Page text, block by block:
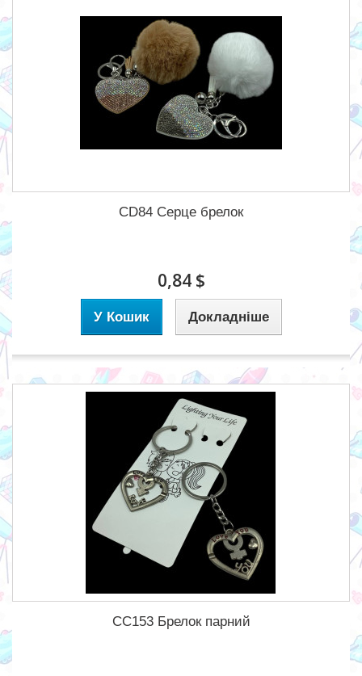
CD84 Серце брелок
0,84 $
У Кошик Докладніше
CC153 Брелок парний